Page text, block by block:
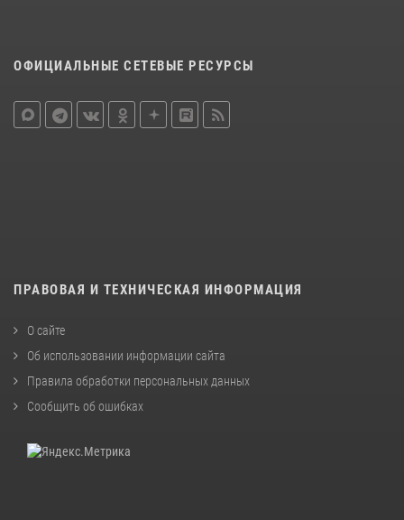
ОФИЦИАЛЬНЫЕ СЕТЕВЫЕ РЕСУРСЫ
ПРАВОВАЯ И ТЕХНИЧЕСКАЯ ИНФОРМАЦИЯ
О сайте
Об использовании информации сайта
Правила обработки персональных данных
Сообщить об ошибках